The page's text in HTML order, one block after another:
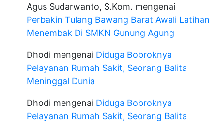
Agus Sudarwanto, S.Kom. mengenai
Perbakin Tulang Bawang Barat Awali Latihan
Menembak Di SMKN Gunung Agung
Dhodi mengenai Diduga Bobroknya
Pelayanan Rumah Sakit, Seorang Balita
Meninggal Dunia
Dhodi mengenai Diduga Bobroknya
Pelayanan Rumah Sakit, Seorang Balita